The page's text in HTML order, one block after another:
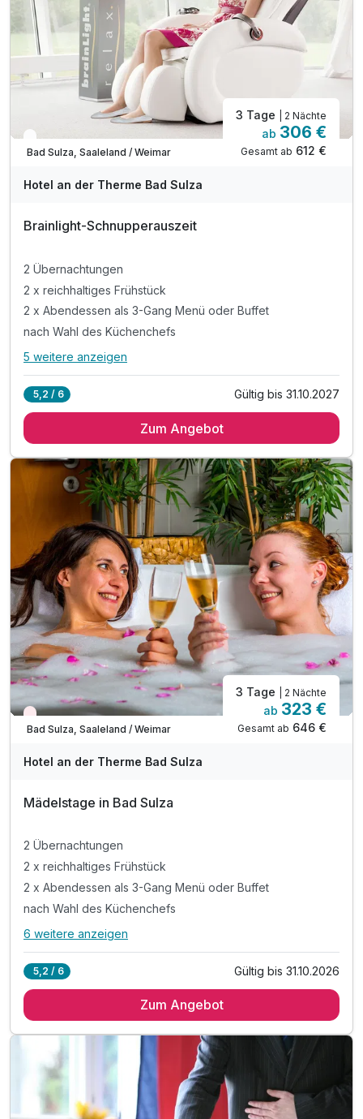
Ausstattung
Familienzimmer B
In 1 Woche wieder frei
Bad Sulza, Saaleland / Weimar
3 Tage | 2 Nächte
ab 306 €
Gesamt ab 612 €
Hotel an der Therme Bad Sulza
Brainlight-Schnupperauszeit
2 Übernachtungen
2 x reichhaltiges Frühstück
2 x Abendessen als 3-Gang Menü oder Buffet
nach Wahl des Küchenchefs
Alle Inklusivleistungen
2 x reichhaltiges Frühstück
nach Wahl des Küchenchefs
1 x Brainlight-Massage 20min
inkl. Willkommensgruß bei Anreise auf dem Zimmer
inkl. Leihbademantel für Ihren Aufenthalt
inkl. Nutzung der Toskana Therme inkl. Sauna
(am Anreisetag ab 14 Uhr / nicht am Abreisetag)
5 weitere anzeigen
5,2 / 6 Gültig bis 31.10.2027
Zum Angebot
Nur noch Restplätze
Bad Sulza, Saaleland / Weimar
3 Tage | 2 Nächte
ab 323 €
Gesamt ab 646 €
Hotel an der Therme Bad Sulza
Mädelstage in Bad Sulza
2 Übernachtungen
2 x reichhaltiges Frühstück
2 x Abendessen als 3-Gang Menü oder Buffet
nach Wahl des Küchenchefs
Alle Inklusivleistungen
2 x reichhaltiges Frühstück
nach Wahl des Küchenchefs
1 x Flasche Sekt bei Anreise auf dem Zimmer
1 x Verwöhnprodukt zum Mitnehmen
1 x Willkommensgruß bei Anreise auf dem Zimmer
6 weitere anzeigen
5,2 / 6 Gültig bis 31.10.2026
Zum Angebot